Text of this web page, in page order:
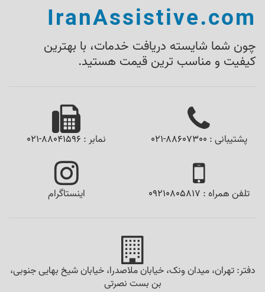
IranAssistive.com
چون شما شایسته دریافت خدمات، با بهترین
کیفیت و مناسب ترین قیمت هستید.
پشتیبانی : 021-88607300 نمابر : 021-88041596
تلفن همراه : 09210805817 اینستاگرام
دفتر: تهران، میدان ونک، خیابان ملاصدرا، خیابان شیخ بهایی جنوبی،
بن بست نصرتی